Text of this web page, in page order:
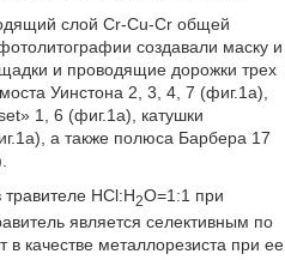
слой Cr-Cu-Cr общей
создавали маску и
и проводящие дорожки трех
Уинстона 2, 3, 4, 7 (фиг.1а),
1, 6 (фиг.1а), катушки
а также полюса Барбера 17
HCl:H2O=1:1 при
является селективным по
качестве металлорезиста при ее